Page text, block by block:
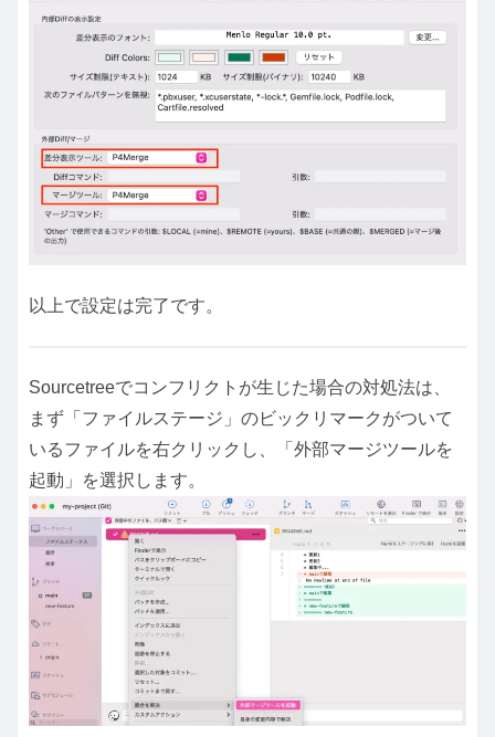
以上で設定は完了です。
Sourcetreeでコンフリクトが生じた場合の対処法は、
まず「ファイルステージ」のビックリマークがついて
いるファイルを右クリックし、「外部マージツールを
起動」を選択します。